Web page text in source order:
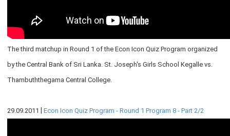
வங்கிப் பணிமனை
வங்கிப் பணிமனை
பிரதேச அலுவலகங்கள்
நூலகம் மற்றும் தகவல் நிலையம்
வங்கித்தொழில் கற்கைகளுக்கான நிலையம்
The third matchup in Round 1 of the Econ Icon Quiz Program organized
by the Central Bank of Sri Lanka. St. Joseph's Girls School Kegalle vs.
Thambuththegama Central College.
29.09.2011 |Econ Icon Quiz Program - Round 1 Program 8 - Part 2/2